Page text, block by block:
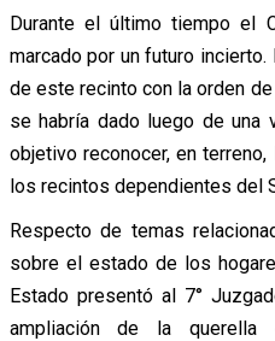
Durante el último tiempo el
marcado por un futuro
de este recinto con la orden
se habría dado luego de una
objetivo reconocer, en
los recintos dependientes del
Respecto de temas
sobre el estado de los
Estado presentó al 7°
ampliación de la